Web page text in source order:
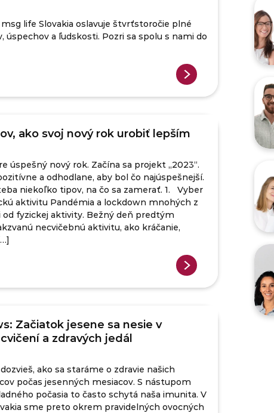
life Slovakia oslavuje štvrťstoročie plné
úspechov a ľudskosti. Pozri sa spolu s nami do
ako svoj nový rok urobiť lepším
úspešný nový rok. Začína sa projekt „2023“.
a odhodlane, aby bol čo najúspešnejší.
niekoľko tipov, na čo sa zamerať. 1. Vyber
aktivitu Pandémia a lockdown mnohých z
od fyzickej aktivity. Bežný deň predtým
necvičebnú aktivitu, ako kráčanie,
Začiatok jesene sa nesie v
a zdravých jedál
ako sa staráme o zdravie našich
počas jesenných mesiacov. S nástupom
počasia to často schytá naša imunita. V
sme preto okrem pravidelných ovocných